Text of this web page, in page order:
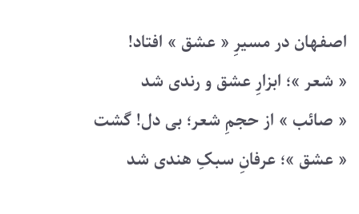
اصفهان در مسیرِ « عشق » افتاد!
« شعر »؛ ابزارِ عشق و رندی شد
« صائب » از حجمِ شعر؛ بی دل! گشت
« عشق »؛ عرفانِ سبکِ هندی شد